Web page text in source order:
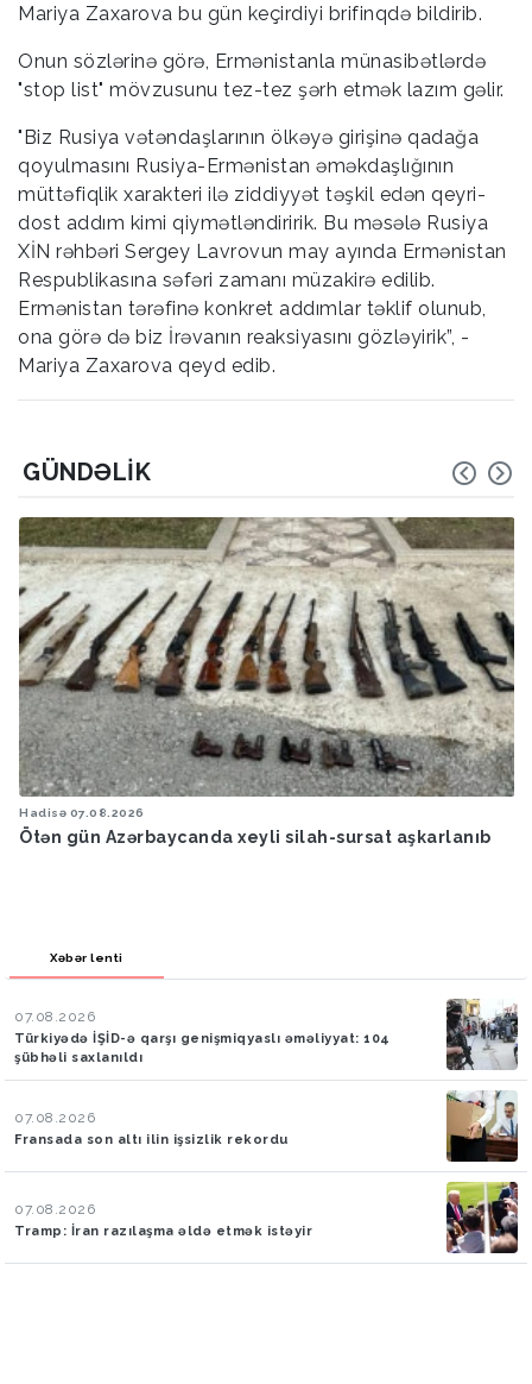
Mariya Zaxarova bu gün keçirdiyi brifinqdə bildirib.
Onun sözlərinə görə, Ermənistanla münasibətlərdə
"stop list" mövzusunu tez-tez şərh etmək lazım gəlir.
"Biz Rusiya vətəndaşlarının ölkəyə girişinə qadağa
qoyulmasını Rusiya-Ermənistan əməkdaşlığının
müttəfiqlik xarakteri ilə ziddiyyət təşkil edən qeyri-
dost addım kimi qiymətləndiririk. Bu məsələ Rusiya
XİN rəhbəri Sergey Lavrovun may ayında Ermənistan
Respublikasına səfəri zamanı müzakirə edilib.
Ermənistan tərəfinə konkret addımlar təklif olunub,
ona görə də biz İrəvanın reaksiyasını gözləyirik”, -
Mariya Zaxarova qeyd edib.
GÜNDƏLIK
Hadisə 07.08.2026
Ötən gün Azərbaycanda xeyli silah-sursat aşkarlanıb
Xəbər lenti
07.08.2026
Türkiyədə İŞİD-ə qarşı genişmiqyaslı əməliyyat: 104
şübhəli saxlanıldı
07.08.2026
Fransada son altı ilin işsizlik rekordu
07.08.2026
Tramp: İran razılaşma əldə etmək istəyir